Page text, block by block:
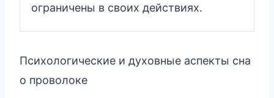
ограничены в своих действиях.
Психологические и духовные аспекты сна
о проволоке